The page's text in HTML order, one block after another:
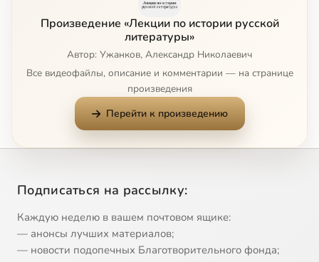
МОЛЕНИЕ ДАНИИЛА ЗАТОЧНИКА
ТАТАРО-МОНГОЛЬСКОЕ НАШЕСТВИЕ
13
14 МОСКВА — III РИМ
Произведение «Лекции по истории русской
литературы»
Автор: Ужанков, Александр Николаевич
Все видеофайлы, описание и комментарии — на странице
произведения
Перейти к произведению
Подписаться на рассылку:
Каждую неделю в вашем почтовом ящике:
— анонсы лучших материалов;
— новости подопечных Благотворительного фонда;